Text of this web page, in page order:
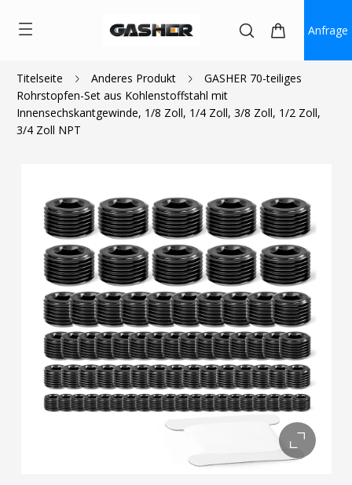
Anfrage
Titelseite Anderes Produkt
GASHER 70-teiliges
Rohrstopfen-Set aus Kohlenstoffstahl mit
Innensechskantgewinde, 1/8 Zoll, 1/4 Zoll, 3/8 Zoll, 1/2 Zoll,
3/4 Zoll NPT
$20.99